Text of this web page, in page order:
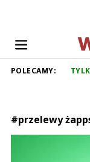
POLECAMY:
#przelewy